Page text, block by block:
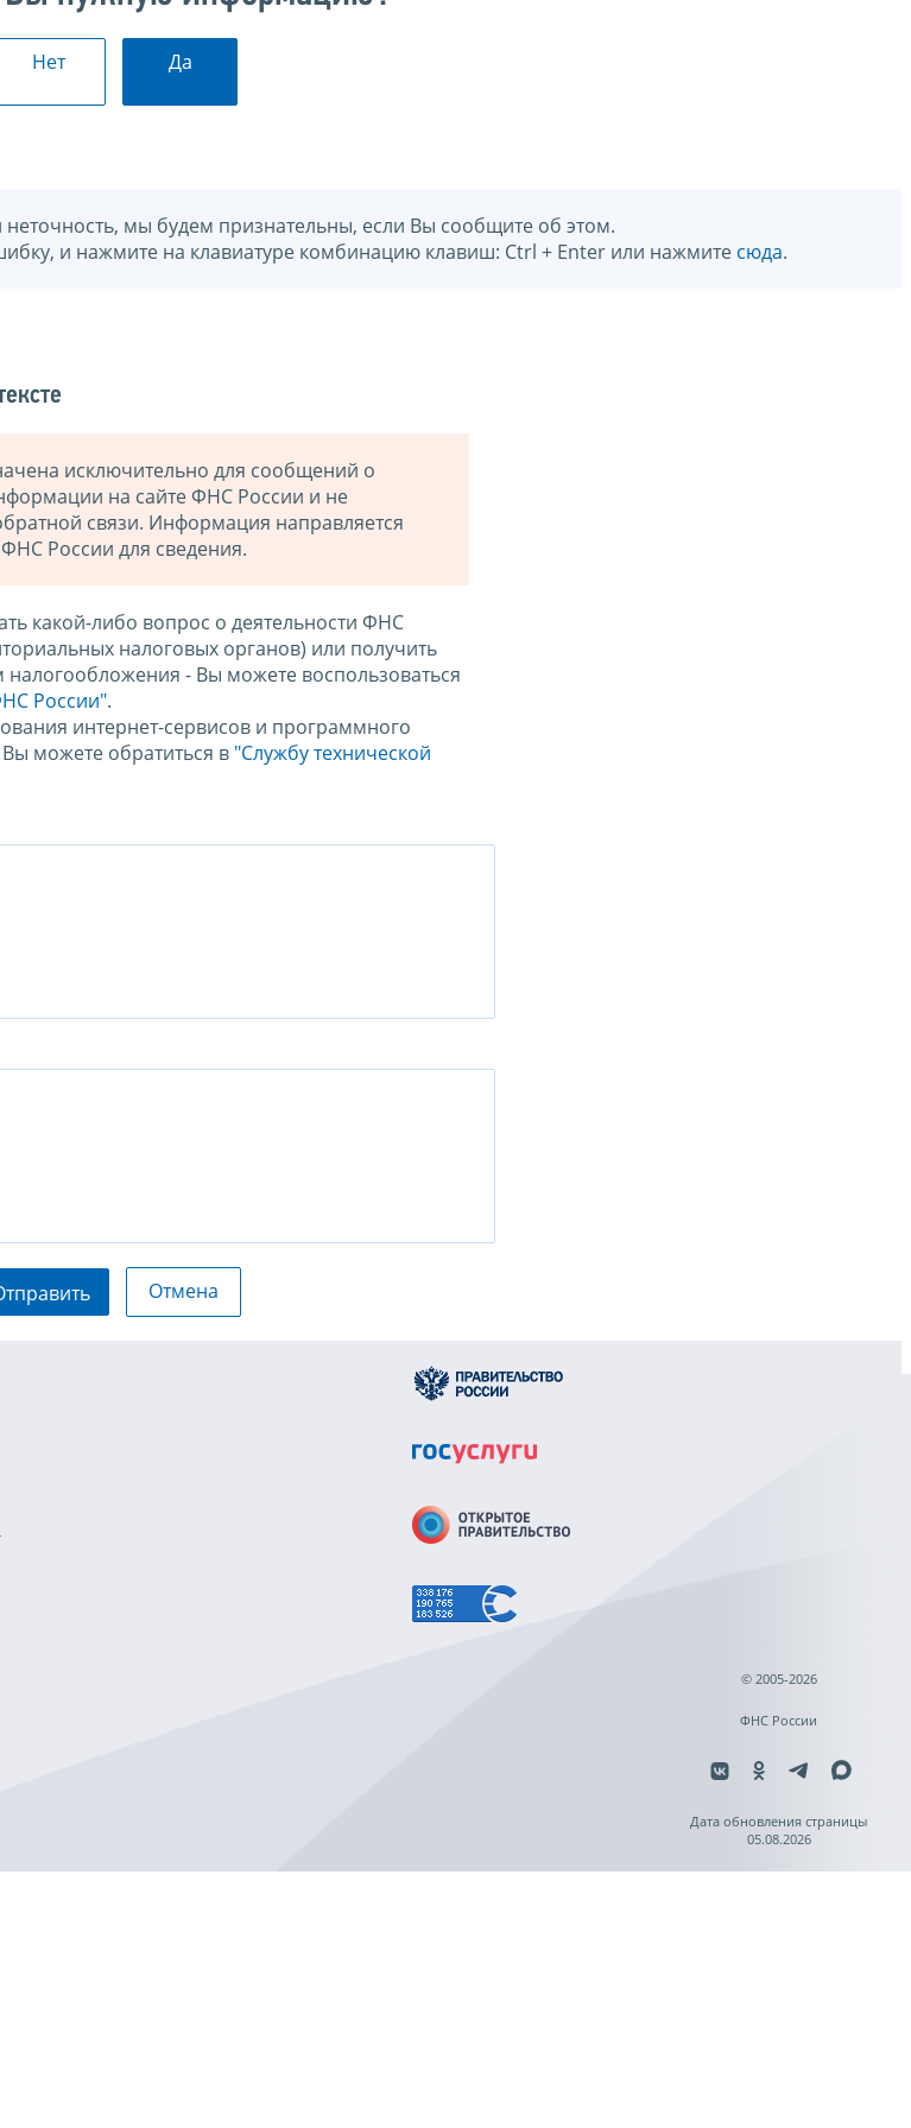
Нет Да
неточность, мы будем признательны, если Вы сообщите об этом.
и нажмите на клавиатуре комбинацию клавиш: Ctrl + Enter или нажмите сюда.
исключительно для сообщений о
на сайте ФНС России и не
связи. Информация направляется
ФНС России для сведения.
какой-либо вопрос о деятельности ФНС
налоговых органов) или получить
- Вы можете воспользоваться
России".
интернет-сервисов и программного
можете обратиться в "Службу технической
Отмена
© 2005-2026
ФНС России
Дата обновления страницы
05.08.2026